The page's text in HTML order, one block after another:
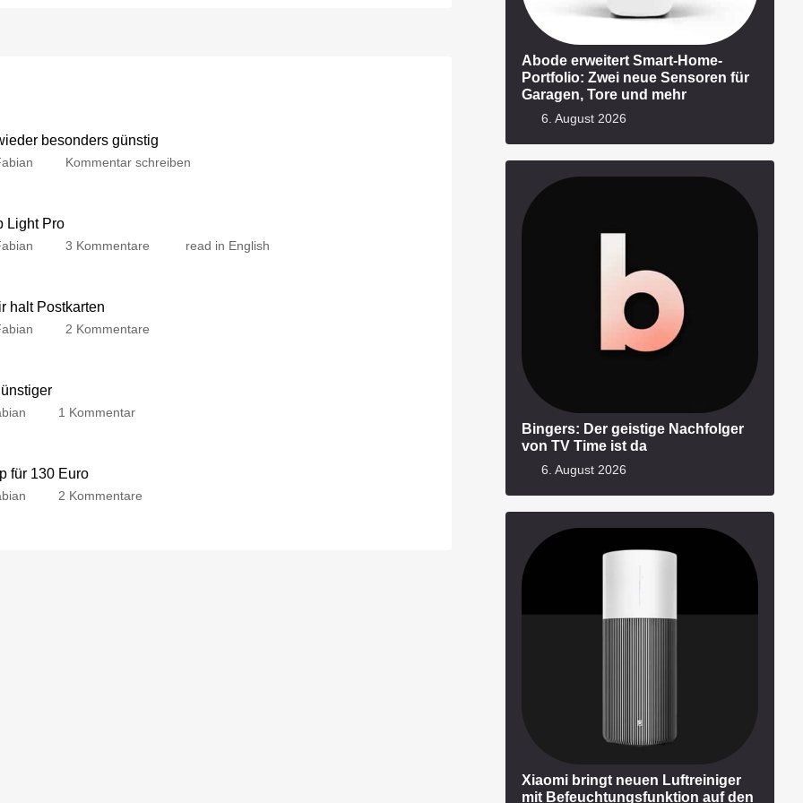
besonders günstig
Kommentar schreiben
Light Pro
3 Kommentare read in English
halt Postkarten
2 Kommentare
1 Kommentar
für 130 Euro
2 Kommentare
Abode erweitert Smart-Home-
Portfolio: Zwei neue Sensoren für
Garagen, Tore und mehr
6. August 2026
Bingers: Der geistige Nachfolger
von TV Time ist da
6. August 2026
Xiaomi bringt neuen Luftreiniger
mit Befeuchtungsfunktion auf den